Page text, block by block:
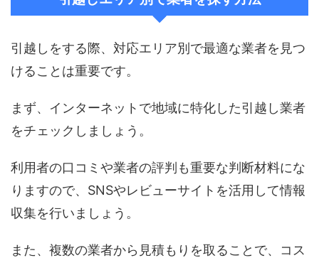
引越しをする際、対応エリア別で最適な業者を見つ
けることは重要です。
まず、インターネットで地域に特化した引越し業者
をチェックしましょう。
利用者の口コミや業者の評判も重要な判断材料にな
りますので、SNSやレビューサイトを活用して情報
収集を行いましょう。
また、複数の業者から見積もりを取ることで、コス